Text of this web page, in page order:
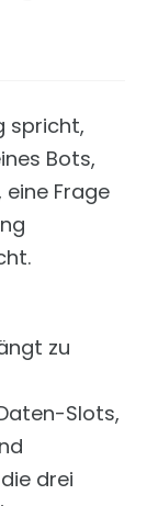
ist.
Unternehmen
spricht,
Bots,
Frage
zu
Slots,
drei